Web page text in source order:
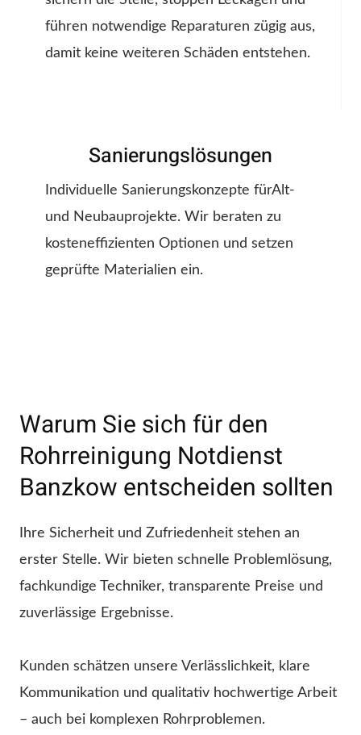
führen notwendige Reparaturen zügig aus,
damit keine weiteren Schäden entstehen.
Sanierungslösungen
Individuelle Sanierungskonzepte fürAlt-
und Neubauprojekte. Wir beraten zu
kosteneffizienten Optionen und setzen
geprüfte Materialien ein.
Warum Sie sich für den
Rohrreinigung Notdienst
Banzkow entscheiden sollten
Ihre Sicherheit und Zufriedenheit stehen an
erster Stelle. Wir bieten schnelle Problemlösung,
fachkundige Techniker, transparente Preise und
zuverlässige Ergebnisse.
Kunden schätzen unsere Verlässlichkeit, klare
Kommunikation und qualitativ hochwertige Arbeit
– auch bei komplexen Rohrproblemen.